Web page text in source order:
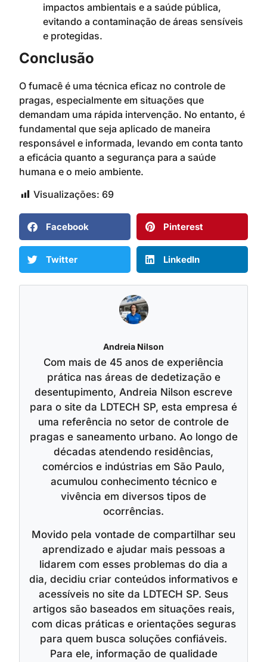
impactos ambientais e a saúde pública,
evitando a contaminação de áreas sensíveis
e protegidas.
Conclusão
O fumacê é uma técnica eficaz no controle de
pragas, especialmente em situações que
demandam uma rápida intervenção. No entanto, é
fundamental que seja aplicado de maneira
responsável e informada, levando em conta tanto
a eficácia quanto a segurança para a saúde
humana e o meio ambiente.
Visualizações: 69
Facebook Pinterest
Twitter LinkedIn
Andreia Nilson
Com mais de 45 anos de experiência
prática nas áreas de dedetização e
desentupimento, Andreia Nilson escreve
para o site da LDTECH SP, esta empresa é
uma referência no setor de controle de
pragas e saneamento urbano. Ao longo de
décadas atendendo residências,
comércios e indústrias em São Paulo,
acumulou conhecimento técnico e
vivência em diversos tipos de
ocorrências.
Movido pela vontade de compartilhar seu
aprendizado e ajudar mais pessoas a
lidarem com esses problemas do dia a
dia, decidiu criar conteúdos informativos e
acessíveis no site da LDTECH SP. Seus
artigos são baseados em situações reais,
com dicas práticas e orientações seguras
para quem busca soluções confiáveis.
Para ele, informação de qualidade